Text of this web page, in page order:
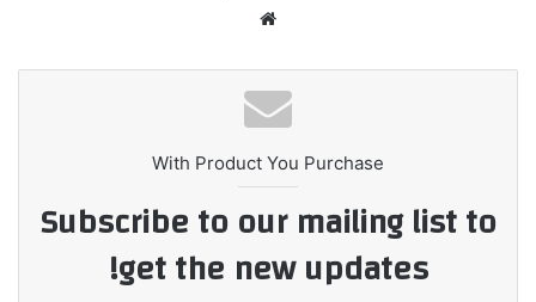
With Product You Purchase
Subscribe to our mailing list to
get the new updates!